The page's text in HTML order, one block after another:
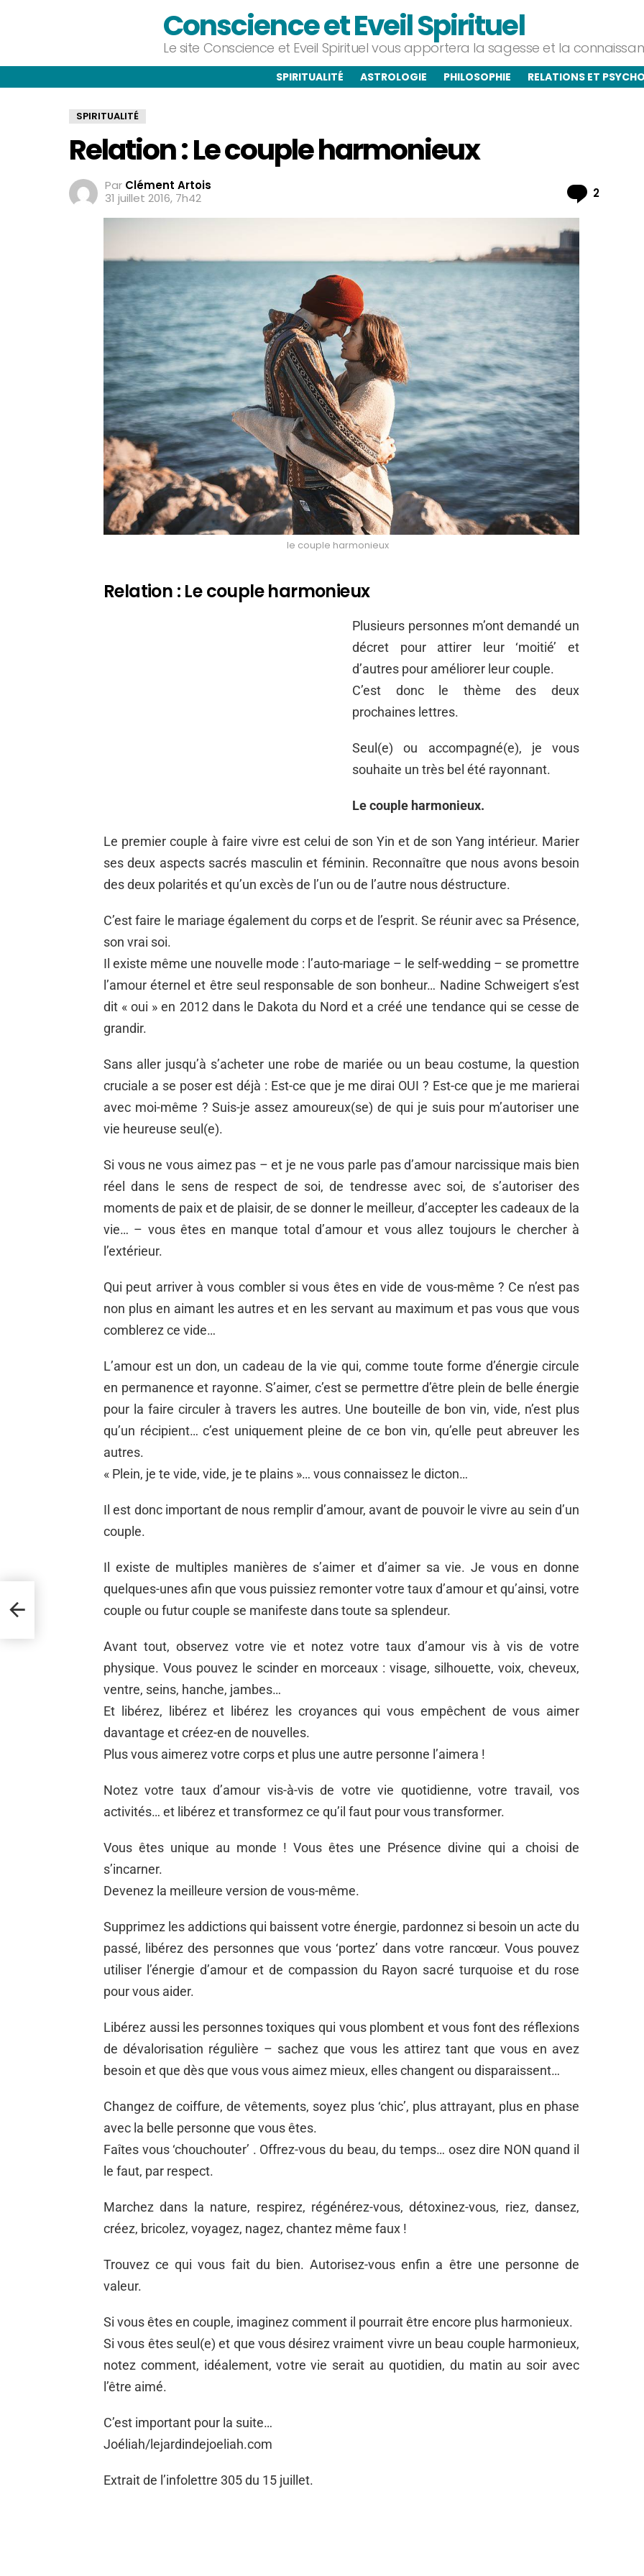
Conscience et Eveil Spirituel
Le site Conscience et Eveil Spirituel vous apportera la sagesse et la
SPIRITUALITÉ ASTROLOGIE PHILOSOPHIE RELATIONS ET
SPIRITUALITÉ
Relation : Le couple harmonieux
Par Clément Artois
31 juillet 2016, 7h42
2
le couple harmonieux
Relation : Le couple harmonieux
Plusieurs personnes m’ont demandé un
décret pour attirer leur ‘moitié’ et
d’autres pour améliorer leur couple.
C’est donc le thème des deux
prochaines lettres.
Seul(e) ou accompagné(e), je vous
souhaite un très bel été rayonnant.
Le couple harmonieux.
Le premier couple à faire vivre est celui de son Yin et de son Yang intérieur. Marier
ses deux aspects sacrés masculin et féminin. Reconnaître que nous avons besoin
des deux polarités et qu’un excès de l’un ou de l’autre nous déstructure.
C’est faire le mariage également du corps et de l’esprit. Se réunir avec sa Présence,
son vrai soi.
Il existe même une nouvelle mode : l’auto-mariage – le self-wedding – se promettre
l’amour éternel et être seul responsable de son bonheur… Nadine Schweigert s’est
dit « oui » en 2012 dans le Dakota du Nord et a créé une tendance qui se cesse de
grandir.
Sans aller jusqu’à s’acheter une robe de mariée ou un beau costume, la question
cruciale a se poser est déjà : Est-ce que je me dirai OUI ? Est-ce que je me marierai
avec moi-même ? Suis-je assez amoureux(se) de qui je suis pour m’autoriser une
vie heureuse seul(e).
Si vous ne vous aimez pas – et je ne vous parle pas d’amour narcissique mais bien
réel dans le sens de respect de soi, de tendresse avec soi, de s’autoriser des
moments de paix et de plaisir, de se donner le meilleur, d’accepter les cadeaux de la
vie… – vous êtes en manque total d’amour et vous allez toujours le chercher à
l’extérieur.
Qui peut arriver à vous combler si vous êtes en vide de vous-même ? Ce n’est pas
non plus en aimant les autres et en les servant au maximum et pas vous que vous
comblerez ce vide…
L’amour est un don, un cadeau de la vie qui, comme toute forme d’énergie circule
en permanence et rayonne. S’aimer, c’est se permettre d’être plein de belle énergie
pour la faire circuler à travers les autres. Une bouteille de bon vin, vide, n’est plus
qu’un récipient… c’est uniquement pleine de ce bon vin, qu’elle peut abreuver les
autres.
« Plein, je te vide, vide, je te plains »… vous connaissez le dicton…
Il est donc important de nous remplir d’amour, avant de pouvoir le vivre au sein d’un
couple.
Il existe de multiples manières de s’aimer et d’aimer sa vie. Je vous en donne
quelques-unes afin que vous puissiez remonter votre taux d’amour et qu’ainsi, votre
couple ou futur couple se manifeste dans toute sa splendeur.
Avant tout, observez votre vie et notez votre taux d’amour vis à vis de votre
physique. Vous pouvez le scinder en morceaux : visage, silhouette, voix, cheveux,
ventre, seins, hanche, jambes…
Et libérez, libérez et libérez les croyances qui vous empêchent de vous aimer
davantage et créez-en de nouvelles.
Plus vous aimerez votre corps et plus une autre personne l’aimera !
Notez votre taux d’amour vis-à-vis de votre vie quotidienne, votre travail, vos
activités… et libérez et transformez ce qu’il faut pour vous transformer.
Vous êtes unique au monde ! Vous êtes une Présence divine qui a choisi de
s’incarner.
Devenez la meilleure version de vous-même.
Supprimez les addictions qui baissent votre énergie, pardonnez si besoin un acte du
passé, libérez des personnes que vous ‘portez’ dans votre rancœur. Vous pouvez
utiliser l’énergie d’amour et de compassion du Rayon sacré turquoise et du rose
pour vous aider.
Libérez aussi les personnes toxiques qui vous plombent et vous font des réflexions
de dévalorisation régulière – sachez que vous les attirez tant que vous en avez
besoin et que dès que vous vous aimez mieux, elles changent ou disparaissent…
Changez de coiffure, de vêtements, soyez plus ‘chic’, plus attrayant, plus en phase
avec la belle personne que vous êtes.
Faîtes vous ‘chouchouter’ . Offrez-vous du beau, du temps… osez dire NON quand il
le faut, par respect.
Marchez dans la nature, respirez, régénérez-vous, détoxinez-vous, riez, dansez,
créez, bricolez, voyagez, nagez, chantez même faux !
Trouvez ce qui vous fait du bien. Autorisez-vous enfin a être une personne de
valeur.
Si vous êtes en couple, imaginez comment il pourrait être encore plus harmonieux.
Si vous êtes seul(e) et que vous désirez vraiment vivre un beau couple harmonieux,
notez comment, idéalement, votre vie serait au quotidien, du matin au soir avec
l’être aimé.
C’est important pour la suite…
Joéliah/lejardindejoeliah.com
Extrait de l’infolettre 305 du 15 juillet.